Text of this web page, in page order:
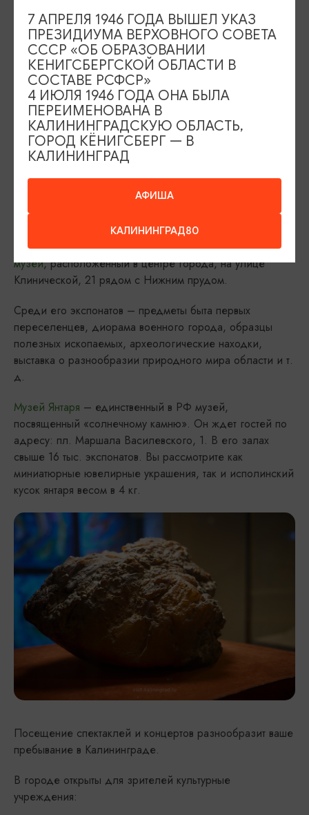
КУЛЬТУРНЫЕ МЕРОПРИЯТИЯ И МУЗЕИ
В Калининграде желающие могут организовать свой
культурный досуг. Рекомендуем вам посетить:
Калининградский областной историко-художественный
музей, расположенный в центре города, на улице
Клинической, 21 рядом с Нижним прудом.
Среди его экспонатов – предметы быта первых
переселенцев, диорама военного города, образцы
полезных ископаемых, археологические находки,
выставка о разнообразии природного мира области и т.
д.
Музей Янтаря – единственный в РФ музей,
посвященный «солнечному камню». Он ждет гостей по
адресу: пл. Маршала Василевского, 1. В его залах
свыше 16 тыс. экспонатов. Вы рассмотрите как
миниатюрные ювелирные украшения, так и исполинский
кусок янтаря весом в 4 кг.
Посещение спектаклей и концертов разнообразит ваше
пребывание в Калининграде.
В городе открыты для зрителей культурные
учреждения:
АФИША
КАЛИНИНГРАД80
7 АПРЕЛЯ 1946 ГОДА ВЫШЕЛ УКАЗ
ПРЕЗИДИУМА ВЕРХОВНОГО СОВЕТА
СССР «ОБ ОБРАЗОВАНИИ
КЕНИГСБЕРГСКОЙ ОБЛАСТИ В
СОСТАВЕ РСФСР»
4 ИЮЛЯ 1946 ГОДА ОНА БЫЛА
ПЕРЕИМЕНОВАНА В
КАЛИНИНГРАДСКУЮ ОБЛАСТЬ,
ГОРОД КЁНИГСБЕРГ — В
КАЛИНИНГРАД